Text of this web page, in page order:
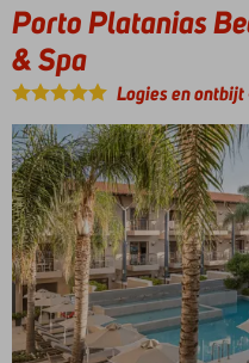
Porto Platanias
& Spa
Logies en ontbijt